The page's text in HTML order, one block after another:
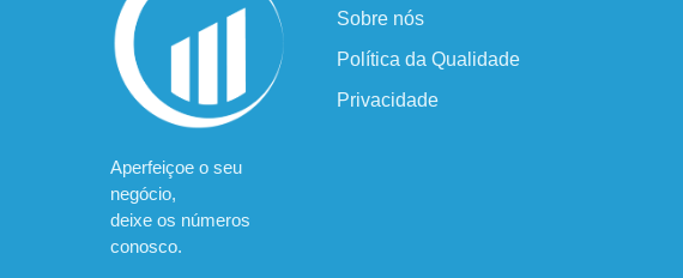
Aperfeiçoe o seu
negócio,
deixe os números
conosco.
Sobre nós
Política da Qualidade
Privacidade